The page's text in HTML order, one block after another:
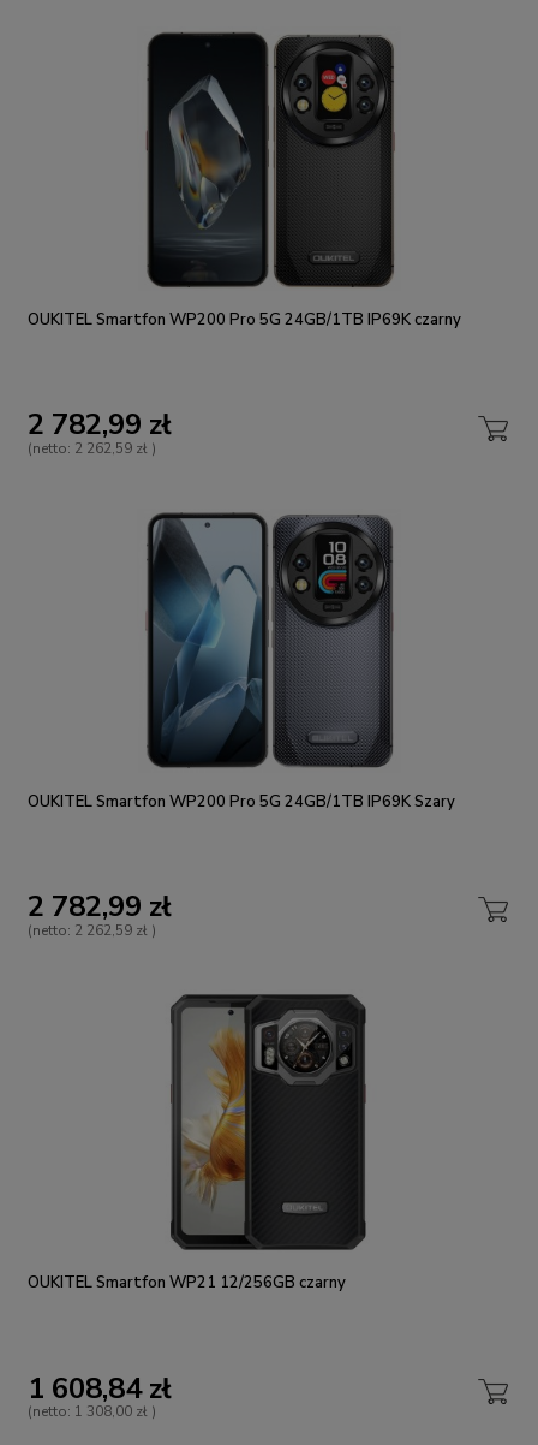
OUKITEL Smartfon WP200 Pro 5G 24GB/1TB IP69K czarny
2 782,99 zł
(netto: 2 262,59 zł )
OUKITEL Smartfon WP200 Pro 5G 24GB/1TB IP69K Szary
2 782,99 zł
(netto: 2 262,59 zł )
OUKITEL Smartfon WP21 12/256GB czarny
1 608,84 zł
(netto: 1 308,00 zł )